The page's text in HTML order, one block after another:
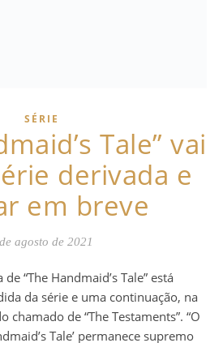
SÉRIE
Tale” vai
derivada e
em breve
agosto de 2021
da série e uma continuação, na
de “The Testaments”. “O
Tale’ permanece supremo